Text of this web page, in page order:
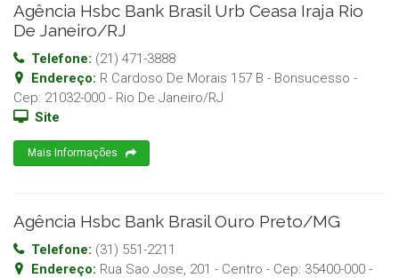
Agência Hsbc Bank Brasil Urb Ceasa Iraja Rio
De Janeiro/RJ
Telefone: (21) 471-3888
Endereço: R Cardoso De Morais 157 B - Bonsucesso -
Cep: 21032-000 - Rio De Janeiro/RJ
Site
Mais Informações
Agência Hsbc Bank Brasil Ouro Preto/MG
Telefone: (31) 551-2211
Endereço: Rua Sao Jose, 201 - Centro - Cep: 35400-000 -